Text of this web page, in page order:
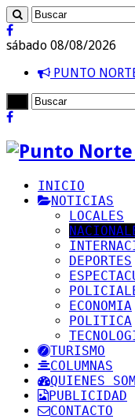
sábado 08/08/2026
PUNTO
INICIO
NOTICIAS
LOCALES
DEPORTES
ECONOMIA
POLITICA
TURISMO
COLUMNAS
QUIENES
PUBLICIDAD
CONTACTO